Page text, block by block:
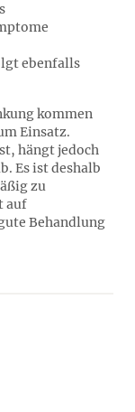
ebenfalls
kommen
Einsatz.
hängt jedoch
Es ist deshalb
zu
auf
Behandlung